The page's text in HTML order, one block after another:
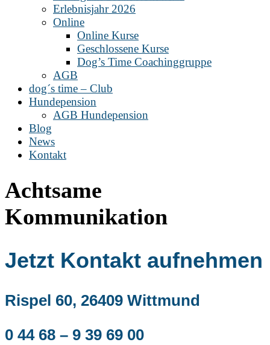
Erlebnisjahr 2026
Online
Online Kurse
Geschlossene Kurse
Dog’s Time Coachinggruppe
AGB
dog´s time – Club
Hundepension
AGB Hundepension
Blog
News
Kontakt
Achtsame
Kommunikation
Jetzt Kontakt aufnehmen
Rispel 60, 26409 Wittmund
0 44 68 – 9 39 69 00